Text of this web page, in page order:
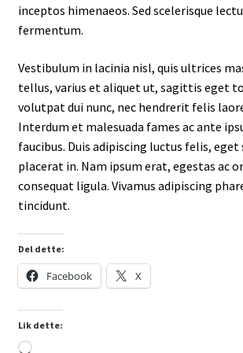
inceptos himenaeos. Sed scelerisque
fermentum.
Vestibulum in lacinia nisl, quis ultrices
tellus, varius et aliquet ut, sagittis eget
volutpat dui nunc, nec hendrerit felis
Interdum et malesuada fames ac ante
faucibus. Duis adipiscing luctus felis,
placerat in. Nam ipsum erat, egestas ac
consequat ligula. Vivamus adipiscing
tincidunt.
Del dette:
Facebook X
Lik dette:
Laster